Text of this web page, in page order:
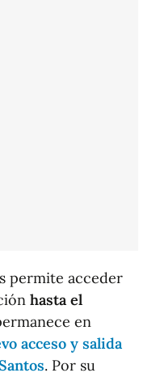
permite acceder
hasta el
en
acceso y salida
. Por su